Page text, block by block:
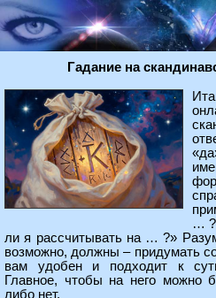
Гадание на
…
ли я рассчитывать на … ?»
возможно, должны – придумать
вам удобен и подходит к
Главное, чтобы на него можно
либо нет.